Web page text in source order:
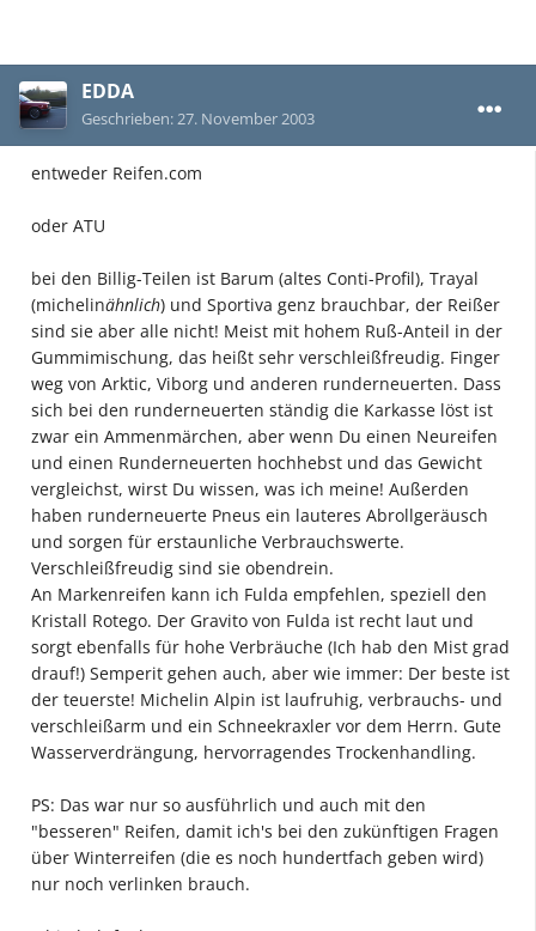
EDDA
Geschrieben:27. November 2003
entweder Reifen.com
oder ATU
bei den Billig-Teilen ist Barum (altes Conti-Profil), Trayal
(michelinähnlich) und Sportiva genz brauchbar, der Reißer
sind sie aber alle nicht! Meist mit hohem Ruß-Anteil in der
Gummimischung, das heißt sehr verschleißfreudig. Finger
weg von Arktic, Viborg und anderen runderneuerten. Dass
sich bei den runderneuerten ständig die Karkasse löst ist
zwar ein Ammenmärchen, aber wenn Du einen Neureifen
und einen Runderneuerten hochhebst und das Gewicht
vergleichst, wirst Du wissen, was ich meine! Außerden
haben runderneuerte Pneus ein lauteres Abrollgeräusch
und sorgen für erstaunliche Verbrauchswerte.
Verschleißfreudig sind sie obendrein.
An Markenreifen kann ich Fulda empfehlen, speziell den
Kristall Rotego. Der Gravito von Fulda ist recht laut und
sorgt ebenfalls für hohe Verbräuche (Ich hab den Mist grad
drauf!) Semperit gehen auch, aber wie immer: Der beste ist
der teuerste! Michelin Alpin ist laufruhig, verbrauchs- und
verschleißarm und ein Schneekraxler vor dem Herrn. Gute
Wasserverdrängung, hervorragendes Trockenhandling.
PS: Das war nur so ausführlich und auch mit den
"besseren" Reifen, damit ich's bei den zukünftigen Fragen
über Winterreifen (die es noch hundertfach geben wird)
nur noch verlinken brauch.